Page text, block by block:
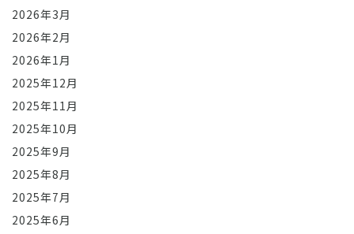
2026年3月
2026年2月
2026年1月
2025年12月
2025年11月
2025年10月
2025年9月
2025年8月
2025年7月
2025年6月